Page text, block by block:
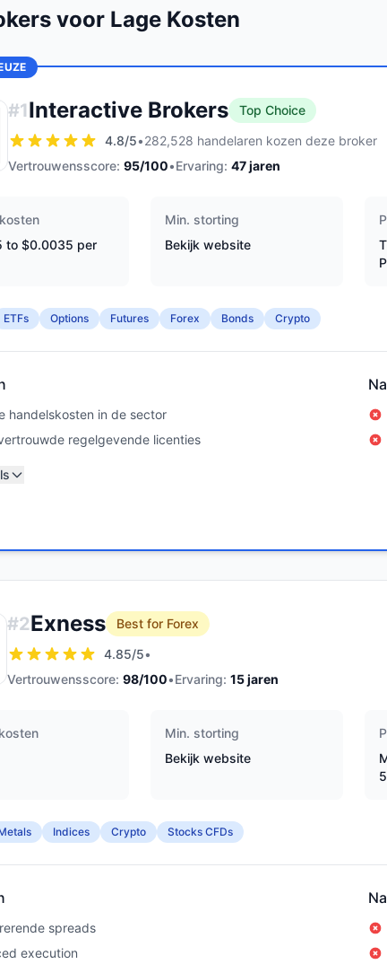
voor Lage Kosten
#1Interactive Brokers
Top Choice
4.8/5•282,528 handelaren kozen deze broker
Vertrouwensscore: 95/100•Ervaring: 47jaren
to $0.0035 per
Min. storting
Bekijk website
ETFs Options Futures Forex Bonds Crypto
handelskosten in de sector
regelgevende licenties
#2Exness
Best for Forex
4.85/5•
Vertrouwensscore: 98/100•Ervaring: 15jaren
Min. storting
Bekijk website
Indices Crypto Stocks CFDs
spreads
execution